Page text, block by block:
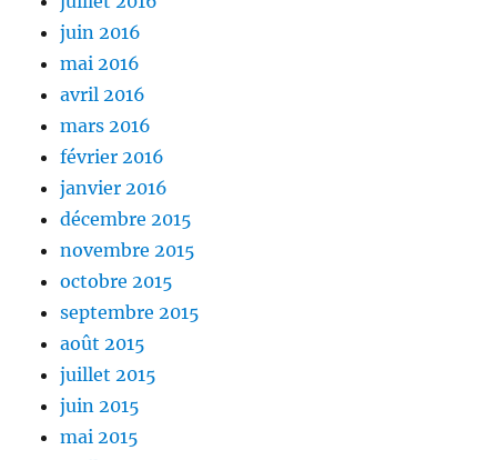
juin 2016
mai 2016
avril 2016
mars 2016
février 2016
janvier 2016
décembre 2015
novembre 2015
octobre 2015
septembre 2015
août 2015
juillet 2015
juin 2015
mai 2015